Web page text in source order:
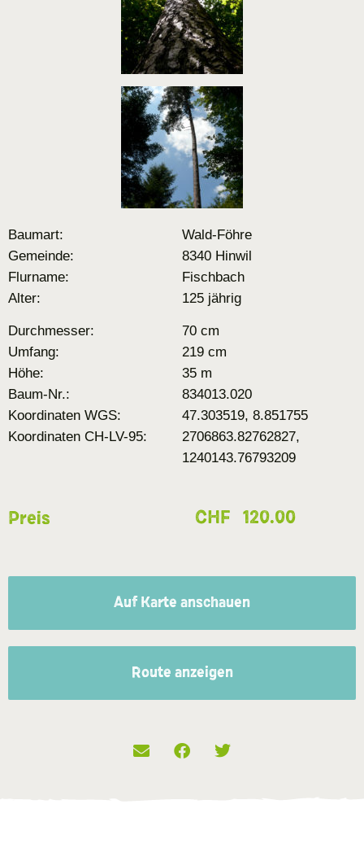
Baumart:
Wald-Föhre
Gemeinde:
8340 Hinwil
Flurname:
Fischbach
Alter:
125 jährig
Durchmesser:
70 cm
Umfang:
219 cm
Höhe:
35 m
Baum-Nr.:
834013.020
Koordinaten WGS:
47.303519, 8.851755
Koordinaten CH-LV-95:
2706863.82762827,
1240143.76793209
Preis CHF 120.00
Auf Karte anschauen
Route anzeigen